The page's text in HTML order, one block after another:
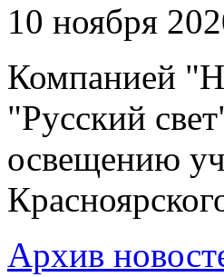
10 ноября
Компанией
"Русский
освещению
Архив